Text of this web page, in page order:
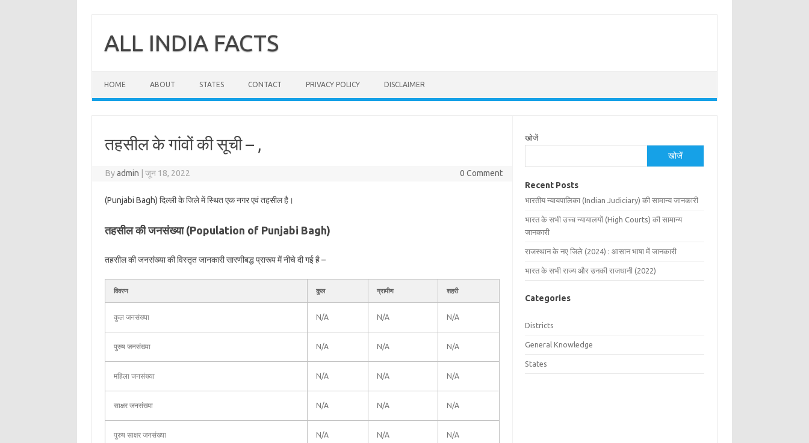
contentALL INDIA FACTS
HOME ABOUT STATES CONTACT PRIVACY POLICY DISCLAIMER
तहसील के गांवों की सूची – ,
Byadmin जून 18, 2022 0 Comment
(Punjabi Bagh) दिल्ली केजिले में स्थित एक नगर एवं तहसील है।
तहसील की जनसंख्या (Population of Punjabi Bagh)
तहसील की जनसंख्या की विस्तृत जानकारी सारणीबद्ध प्रारूप में नीचे दी गई है –
विवरण कुल ग्रामीण शहरी
कुल जनसंख्या N/A N/A N/A
पुरुष जनसंख्या N/A N/A N/A
महिला जनसंख्या N/A N/A N/A
साक्षर जनसंख्या N/A N/A N/A
पुरुष साक्षर जनसंख्या N/A N/A N/A
खोजें
खोजें
Recent Posts
भारतीय न्यायपालिका (Indian Judiciary) की सामान्य जानकारी
भारत के सभी उच्च न्यायालयों (High Courts) की सामान्य
जानकारी
राजस्थान के नए जिले (2024) : आसान भाषा में जानकारी
भारत के सभी राज्य और उनकी राजधानी (2022)
Categories
Districts
General Knowledge
States